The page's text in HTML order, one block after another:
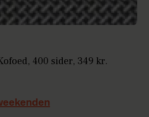
400 sider, 349 kr.